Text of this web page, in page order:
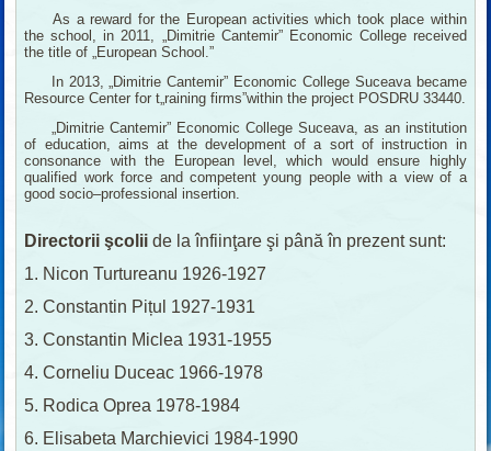
As a reward for the European activities which took place within
the school, in 2011, „Dimitrie Cantemir” Economic College received
the title of „European School.”
In 2013, „Dimitrie Cantemir” Economic College Suceava became
Resource Center for t„raining firms”within the project POSDRU 33440.
„Dimitrie Cantemir” Economic College Suceava, as an institution
of education, aims at the development of a sort of instruction in
consonance with the European level, which would ensure highly
qualified work force and competent young people with a view of a
good socio–professional insertion.
Directorii şcoliide la înfiinţare şi până în prezent sunt:
1. Nicon Turtureanu 1926-1927
2. Constantin Pițul 1927-1931
3. Constantin Miclea 1931-1955
4. Corneliu Duceac 1966-1978
5. Rodica Oprea 1978-1984
6. Elisabeta Marchievici 1984-1990